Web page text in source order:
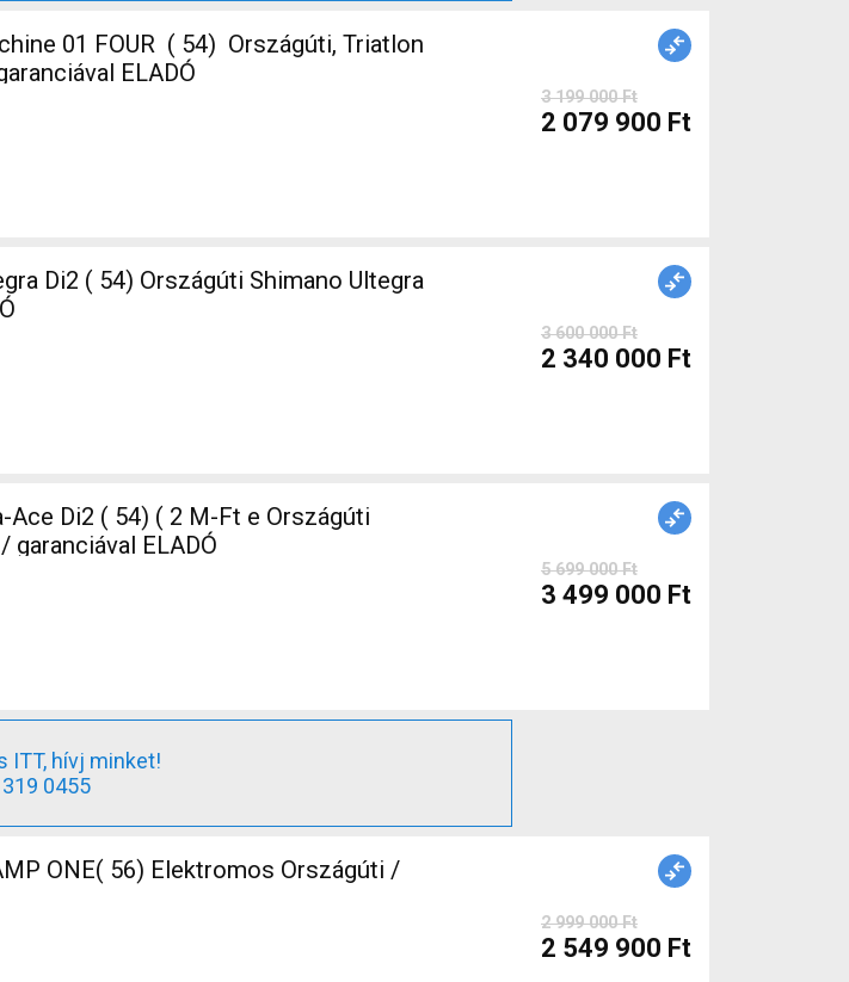
01 FOUR ( 54) Országúti, Triatlon
ELADÓ
3 199 000 Ft
2 079 900 Ft
Di2 ( 54) Országúti Shimano Ultegra
3 600 000 Ft
2 340 000 Ft
Ace Di2 ( 54) ( 2 M-Ft e Országúti
garanciával ELADÓ
5 699 000 Ft
3 499 000 Ft
ITT, hívj minket!
0455
ONE( 56) Elektromos Országúti /
2 999 000 Ft
2 549 900 Ft